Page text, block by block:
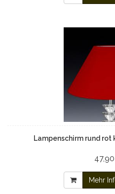
Lampenschirm rund rot
Mehr